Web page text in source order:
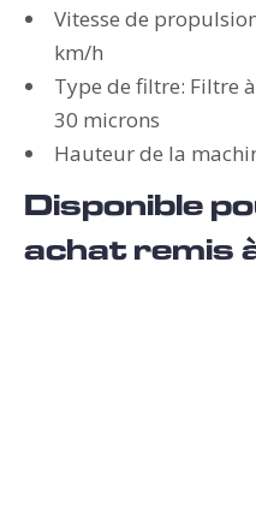
Vitesse de
km/h
Type de filtre: Filtre
30 microns
Hauteur de la
Disponible
achat remis